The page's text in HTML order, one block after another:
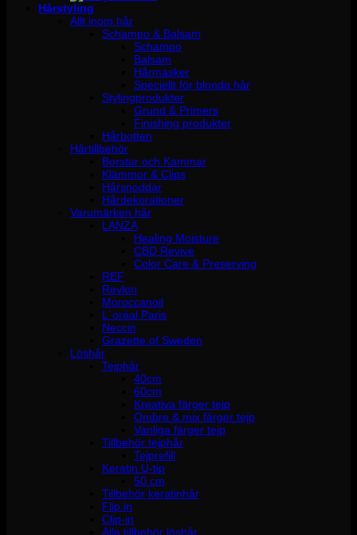
Hårstyling
Allt inom hår
Schampo & Balsam
Schampo
Balsam
Hårmasker
Speciellt för blonda hår
Stylingprodukter
Grund & Primers
Finishing produkter
Hårbotten
Hårtillbehör
Borstar och Kammar
Klämmor & Clips
Hårsnoddar
Hårdekorationer
Varumärken hår
LANZA
Healing Moisture
CBD Revive
Color Care & Preserving
REF
Revlon
Moroccanoil
L´oréal Paris
Neccin
Grazette of Sweden
Löshår
Tejphår
40cm
60cm
Kreativa färger tejp
Ombre & mix färger tejp
Vanliga färger tejp
Tillbehör tejphår
Tejprefill
Keratin U-tip
50 cm
Tillbehör keratinhår
Flip in
Clip-in
Alla tillbehör löshår